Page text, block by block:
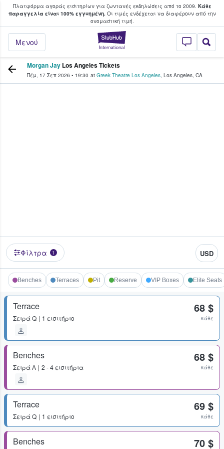
Πλατφόρμα αγοράς εισιτηρίων για ζωντανές εκδηλώσεις από το 2009. Κάθε
παραγγελία είναι 100% εγγυημένη.Οι τιμές ενδέχεται να διαφέρουν από την
oνομαστική τιμή.
StubHub - Όπου
Μενού
φαν αγοράζουν και πουλούν
Morgan Jay Los Angeles Tickets
Πέμ, 17 Σεπ 2026 • 19:30 at Greek Theatre Los Angeles, Los Angeles, CA
Φίλτρα 1 USD
Benches Terraces Pit Reserve VIP Boxes Elite Seats
Terrace
ΣειράQ 1 εισιτήριο
68 $
κάθε
Benches
ΣειράA 2 - 4 εισιτήρια
68 $
κάθε
Terrace
ΣειράQ 1 εισιτήριο
69 $
κάθε
Benches 70 $